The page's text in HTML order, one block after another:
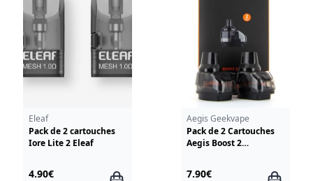
Eleaf
Pack de 2 cartouches
Iore Lite 2 Eleaf
4.90€
Aegis Geekvape
Pack de 2 Cartouches
Aegis Boost 2
7.90€